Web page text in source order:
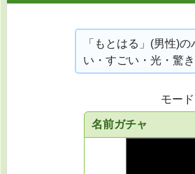
「もとはる」(男性)
い・すごい・光・驚
モード
名前ガチャ